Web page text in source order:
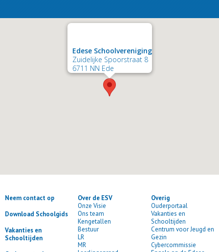
Edese Schoolvereniging
Zuidelijke Spoorstraat 8
6711 NN Ede
Neem contact op
Download Schoolgids
Vakanties en
Schooltijden
Over de ESV
Onze Visie
Ons team
Kengetallen
Bestuur
LR
MR
Overig
Ouderportaal
Vakanties en
Schooltijden
Centrum voor Jeugd en
Gezin
Cybercommissie